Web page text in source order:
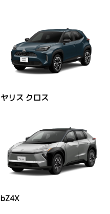
ヤリス クロス
bZ4X